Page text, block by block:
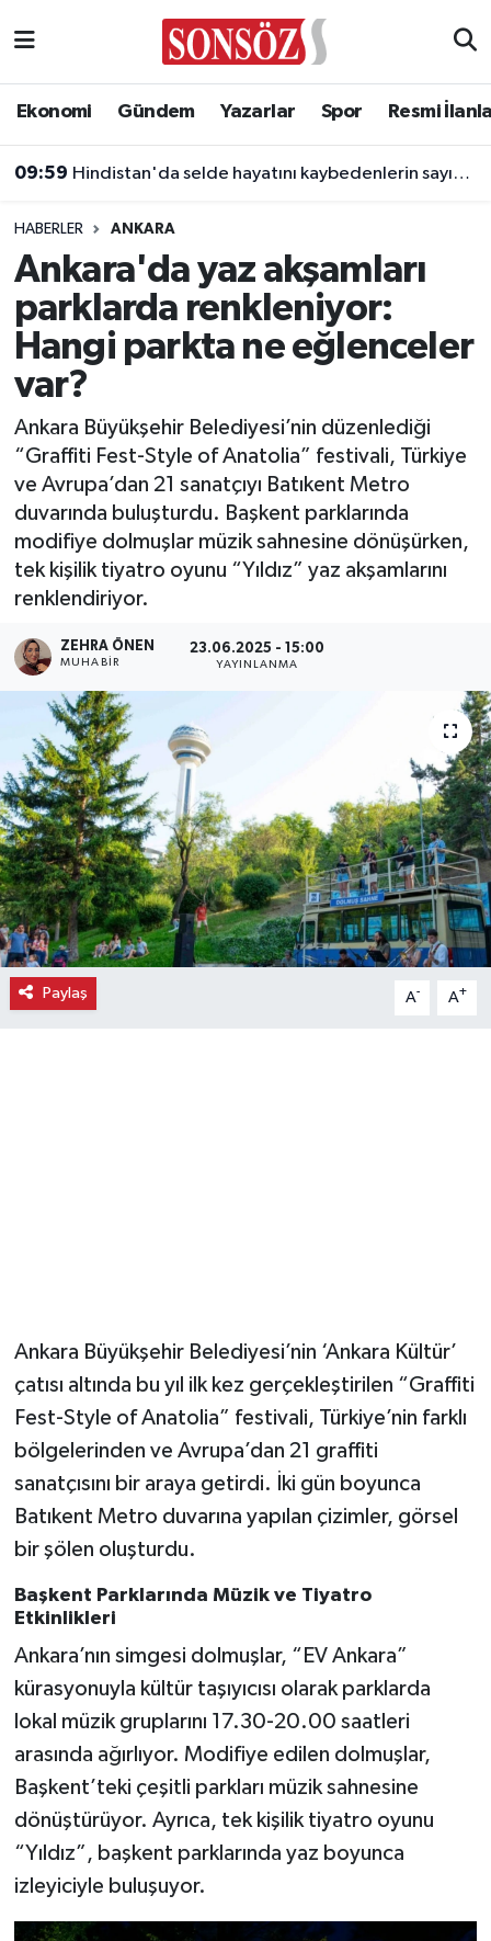
Ekonomi Gündem Yazarlar Spor Resmi
09:59 Hindistan'da selde hayatını kaybedenlerin sayısı yükseliyor!
HABERLER ANKARA
Ankara'da yaz akşamları
parklarda renkleniyor:
Hangi parkta ne eğlenceler
var?
Ankara Büyükşehir Belediyesi’nin düzenlediği
“Graffiti Fest-Style of Anatolia” festivali, Türkiye
ve Avrupa’dan 21 sanatçıyı Batıkent Metro
duvarında buluşturdu. Başkent parklarında
modifiye dolmuşlar müzik sahnesine dönüşürken,
tek kişilik tiyatro oyunu “Yıldız” yaz akşamlarını
renklendiriyor.
ZEHRA ÖNEN
MUHABIR
23.06.2025 - 15:00
YAYINLANMA
Paylaş A- A+
Ankara Büyükşehir Belediyesi’nin ‘Ankara Kültür’
çatısı altında bu yıl ilk kez gerçekleştirilen “Graffiti
Fest-Style of Anatolia” festivali, Türkiye’nin farklı
bölgelerinden ve Avrupa’dan 21 graffiti
sanatçısını bir araya getirdi. İki gün boyunca
Batıkent Metro duvarına yapılan çizimler, görsel
bir şölen oluşturdu.
Başkent Parklarında Müzik ve Tiyatro
Etkinlikleri
Ankara’nın simgesi dolmuşlar, “EV Ankara”
kürasyonuyla kültür taşıyıcısı olarak parklarda
lokal müzik gruplarını 17.30-20.00 saatleri
arasında ağırlıyor. Modifiye edilen dolmuşlar,
Başkent’teki çeşitli parkları müzik sahnesine
dönüştürüyor. Ayrıca, tek kişilik tiyatro oyunu
“Yıldız”, başkent parklarında yaz boyunca
izleyiciyle buluşuyor.
Asayiş
Biyografi
Çevre
Diğer
Dünya
Eğitim
Ekonomi
Eleman
Emlak
Gündem
Gurme
Haber
İlçe Haberleri
Keşfet
Kültür & Sanat
Sonsöz Özel
Spor
Vasıta
Yaşam
Ankara Nöbetçi Eczaneler
Ankara Trafik Yoğunluk Haritası
Süper Lig Puan Durumu ve Fikstür
Tüm Manşetler
Son Dakika Haberleri
Haber Arşivi